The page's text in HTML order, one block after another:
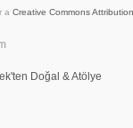
a Creative Commons
Doğal & Atölye